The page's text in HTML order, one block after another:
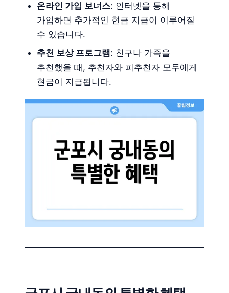
온라인 가입 보너스: 인터넷을 통해
가입하면 추가적인 현금 지급이 이루어질
수 있습니다.
추천 보상 프로그램: 친구나 가족을
추천했을 때, 추천자와 피추천자 모두에게
현금이 지급됩니다.